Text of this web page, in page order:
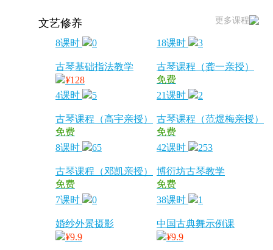
更多课程
文艺修养
8课时 0
古琴基础指法教学
¥128
18课时 3
古琴课程（龚一亲授）
免费
4课时
5
古琴课程（高宇亲授）
免费
21课时 2
古琴课程（范煜梅亲授）
免费
8课时
65
古琴课程（邓凯亲授）
免费
42课时 253
博衍坊古琴教学
免费
7课时
0
婚纱外景摄影
¥9.9
38课时 1
中国古典舞示例课
¥9.9